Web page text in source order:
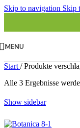
Skip to navigation Skip
MENU
Start / Produkte
Alle 3 Ergebnisse
Show sidebar